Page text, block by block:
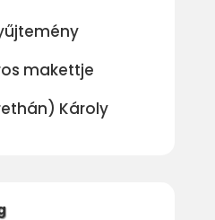
makettje
Károly